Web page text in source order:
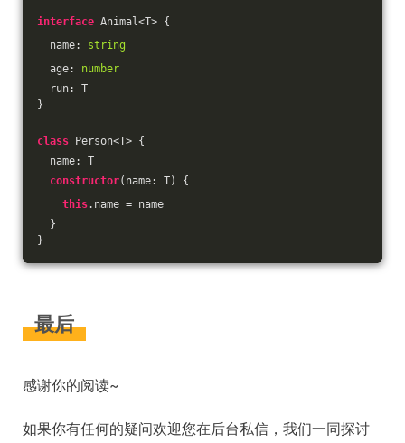
interface Animal<T> {
name: string
age: number
run: T
}
class Person<T> {
name: T
constructor( name: T) {
this.name = name
}
}
最后
感谢你的阅读~
如果你有任何的疑问欢迎您在后台私信，我们一同探讨